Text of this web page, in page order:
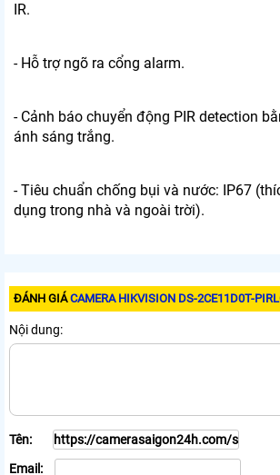
IR.
- Hỗ trợ ngõ ra cổng alarm.
- Cảnh báo chuyển động PIR detection
ánh sáng trắng.
- Tiêu chuẩn chống bụi và nước: IP67
dụng trong nhà và ngoài trời).
ĐÁNH GIÁCAMERA HIKVISION DS-2CE11D0T-
Nội dung:
Tên:
Email: